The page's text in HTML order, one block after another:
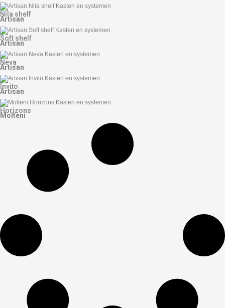
Nila shelf
Artisan
Soft shelf
Artisan
Neva
Artisan
Invito
Artisan
Horizons
Molteni